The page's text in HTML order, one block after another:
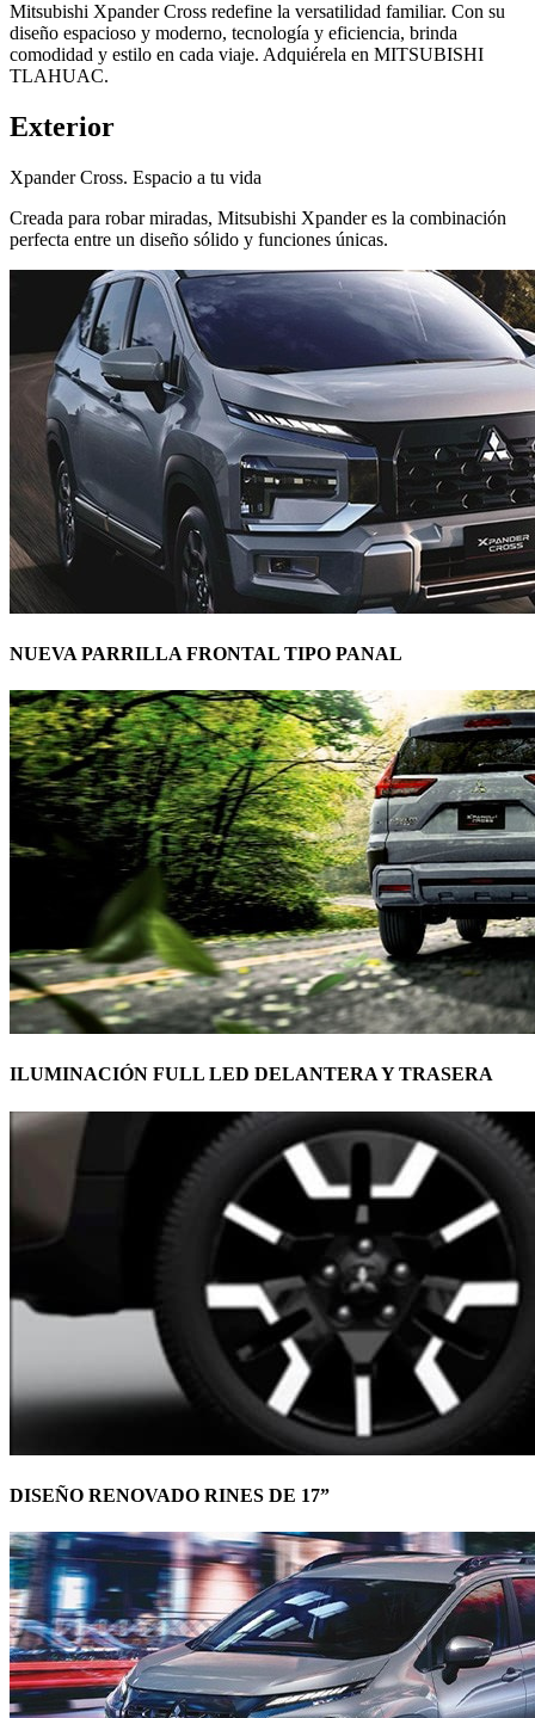
Mitsubishi Xpander Cross redefine la versatilidad familiar. Con su
diseño espacioso y moderno, tecnología y eficiencia, brinda
comodidad y estilo en cada viaje. Adquiérela en MITSUBISHI
TLAHUAC.
Exterior
Xpander Cross. Espacio a tu vida
Creada para robar miradas, Mitsubishi Xpander es la combinación
perfecta entre un diseño sólido y funciones únicas.
NUEVA PARRILLA FRONTAL TIPO PANAL
ILUMINACIÓN FULL LED DELANTERA Y TRASERA
DISEÑO RENOVADO RINES DE 17”